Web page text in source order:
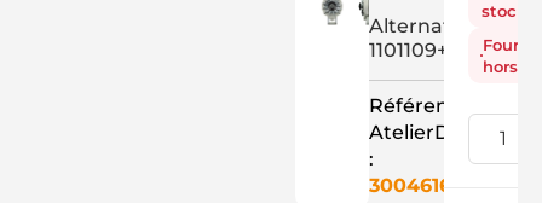
Alternateur
1101109+
Référence
AtelierD
:
3004616
stock
hors